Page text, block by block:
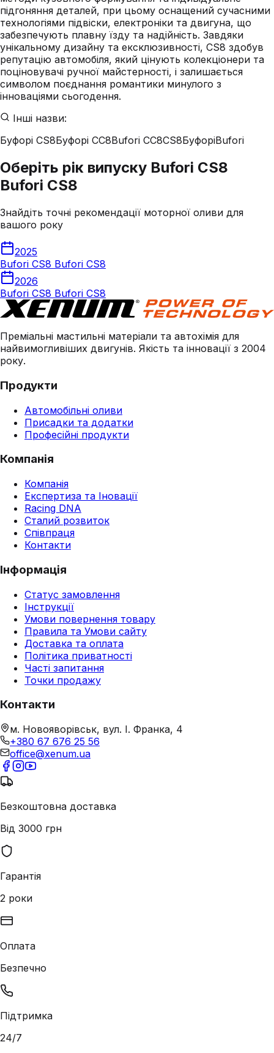
підгоняння деталей, при цьому оснащений сучасними
технологіями підвіски, електроніки та двигуна, що
забезпечують плавну їзду та надійність. Завдяки
унікальному дизайну та ексклюзивності, CS8 здобув
репутацію автомобіля, який цінують колекціонери та
поціновувачі ручної майстерності, і залишається
символом поєднання романтики минулого з
інноваціями сьогодення.
Інші назви:
Буфорі CS8Буфорі СС8Bufori СС8CS8БуфоріBufori
Оберіть рік випуску Bufori CS8
Bufori CS8
Знайдіть точні рекомендації моторної оливи для
вашого року
2025
Bufori CS8 Bufori CS8
2026
Bufori CS8 Bufori CS8
Преміальні мастильні матеріали та автохімія для
найвимогливіших двигунів. Якість та інновації з 2004
року.
Продукти
Автомобільні оливи
Присадки та додатки
Професійні продукти
Компанія
Компанія
Експертиза та Іновації
Racing DNA
Сталий розвиток
Співпраця
Контакти
Інформація
Статус замовлення
Інструкції
Умови повернення товару
Правила та Умови сайту
Доставка та оплата
Політика приватності
Часті запитання
Точки продажу
Контакти
м. Новояворівськ, вул. І. Франка, 4
+380 67 676 25 56
office@xenum.ua
Безкоштовна доставка
Від 3000 грн
Гарантія
2 роки
Оплата
Безпечно
Підтримка
24/7